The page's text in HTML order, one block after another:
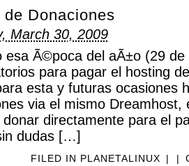
de Donaciones
March 30, 2009
esa Ã©poca del aÃ±o (29
para pagar el hosting
esta y futuras ocasiones
via el mismo Dreamhost,
donar directamente para el
dudas […]
FILED IN PLANETALINUX | |